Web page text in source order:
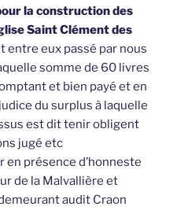
la construction des
Saint Clément des
entre eux passé par nous
somme de 60 livres
et bien payé et en
du surplus à laquelle
est dit tenir obligent
jugé etc
présence d’honneste
de la Malvallière et
audit Craon